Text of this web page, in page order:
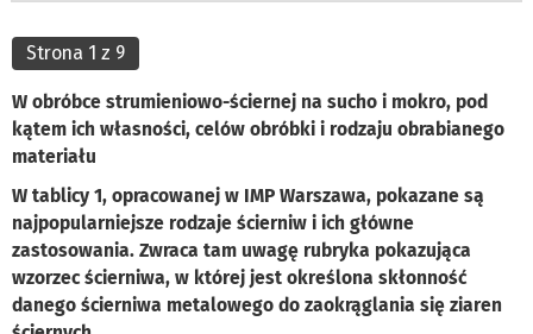
Strona 1 z 9
W obróbce strumieniowo-ściernej na sucho i mokro, pod
kątem ich własności, celów obróbki i rodzaju obrabianego
materiału
W tablicy 1, opracowanej w IMP Warszawa, pokazane są
najpopularniejsze rodzaje ścierniw i ich główne
zastosowania. Zwraca tam uwagę rubryka pokazująca
wzorzec ścierniwa, w której jest określona skłonność
danego ścierniwa metalowego do zaokrąglania się ziaren